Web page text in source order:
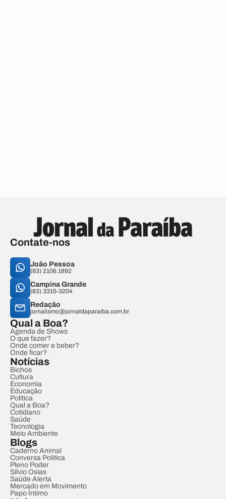
Contate-nos
João Pessoa
(83) 2106.1892
Campina Grande
(83) 3315-3204
Redação
jornalismo@jornaldaparaiba.com.br
Qual a Boa?
Agenda de Shows
O que fazer?
Onde comer e beber?
Onde ficar?
Notícias
Bichos
Cultura
Economia
Educação
Política
Qual a Boa?
Cotidiano
Saúde
Tecnologia
Meio Ambiente
Blogs
Caderno Animal
Conversa Política
Pleno Poder
Sílvio Osias
Saúde Alerta
Mercado em Movimento
Papo Íntimo